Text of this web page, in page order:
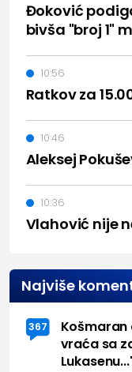
Đoković
bivša "broj 1"
Ratkov za
10:56
Aleksej
10:46
Vlahović nije
10:36
Najviše
367
Košmaran
vraća sa